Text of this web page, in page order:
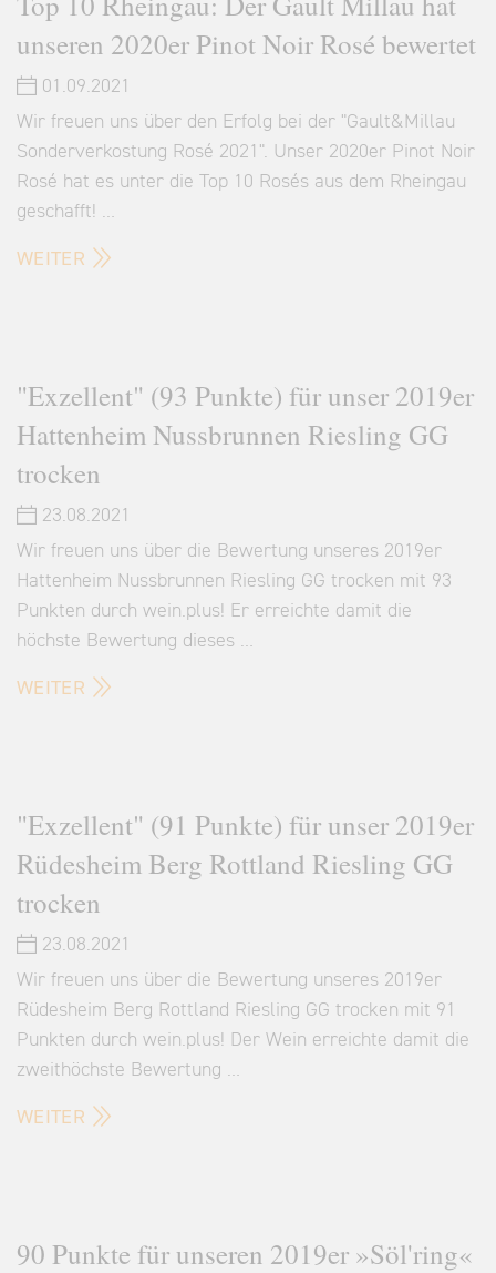
unseren 2020er Pinot Noir Rosé bewertet
01.09.2021
Wir freuen uns über den Erfolg bei der "Gault&Millau
Sonderverkostung Rosé 2021". Unser 2020er Pinot Noir
Rosé hat es unter die Top 10 Rosés aus dem Rheingau
geschafft! …
WEITER
"Exzellent" (93 Punkte) für unser 2019er
Hattenheim Nussbrunnen Riesling GG
trocken
23.08.2021
Wir freuen uns über die Bewertung unseres 2019er
Hattenheim Nussbrunnen Riesling GG trocken mit 93
Punkten durch wein.plus! Er erreichte damit die
höchste Bewertung dieses …
WEITER
"Exzellent" (91 Punkte) für unser 2019er
Rüdesheim Berg Rottland Riesling GG
trocken
23.08.2021
Wir freuen uns über die Bewertung unseres 2019er
Rüdesheim Berg Rottland Riesling GG trocken mit 91
Punkten durch wein.plus! Der Wein erreichte damit die
zweithöchste Bewertung …
WEITER
90 Punkte für unseren 2019er »Söl'ring«